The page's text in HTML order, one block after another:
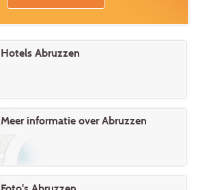
Hotels Abruzzen
Meer informatie over Abruzzen